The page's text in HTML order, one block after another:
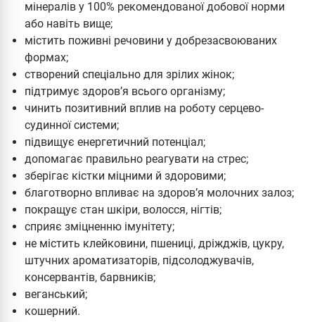
мінералів у 100% рекомендованої добової норми
або навіть вище;
містить поживні речовини у добрезасвоюваних
формах;
створений спеціально для зрілих жінок;
підтримує здоров’я всього організму;
чинить позитивний вплив на роботу серцево-
судинної системи;
підвищує енергетичний потенціал;
допомагає правильно реагувати на стрес;
зберігає кістки міцними й здоровими;
благотворно впливає на здоров’я молочних залоз;
покращує стан шкіри, волосся, нігтів;
сприяє зміцненню імунітету;
не містить клейковини, пшениці, дріжджів, цукру,
штучних ароматизаторів, підсолоджувачів,
консервантів, барвників;
веганський;
кошерний.